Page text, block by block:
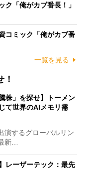
「俺がカブ番長！」
コミック「俺がカブ番
一覧を見る
株」を探せ】トーメン
て世界のAIメモリ需
演するグローバルリン
新…
レーザーテック：最先